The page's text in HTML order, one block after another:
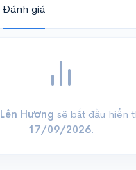
Đánh giá
Lên Hương sẽ bắt đầu hiển
17/09/2026.